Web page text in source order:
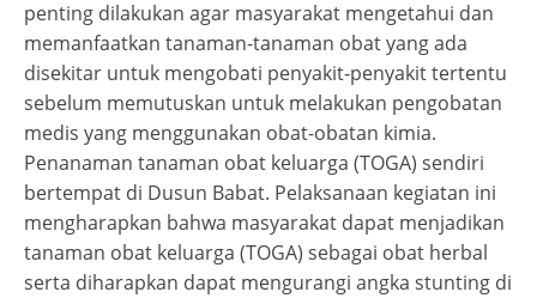
penting dilakukan agar masyarakat mengetahui dan
memanfaatkan tanaman-tanaman obat yang ada
disekitar untuk mengobati penyakit-penyakit tertentu
sebelum memutuskan untuk melakukan pengobatan
medis yang menggunakan obat-obatan kimia.
Penanaman tanaman obat keluarga (TOGA) sendiri
bertempat di Dusun Babat. Pelaksanaan kegiatan ini
mengharapkan bahwa masyarakat dapat menjadikan
tanaman obat keluarga (TOGA) sebagai obat herbal
serta diharapkan dapat mengurangi angka stunting di